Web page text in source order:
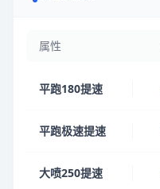
属性
平跑180提速
平跑极速提速
大喷250提速